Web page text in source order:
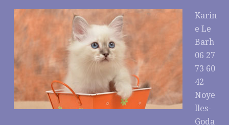
Karin
e Le
Barh
06 27
73 60
42
Noye
lles-
Goda